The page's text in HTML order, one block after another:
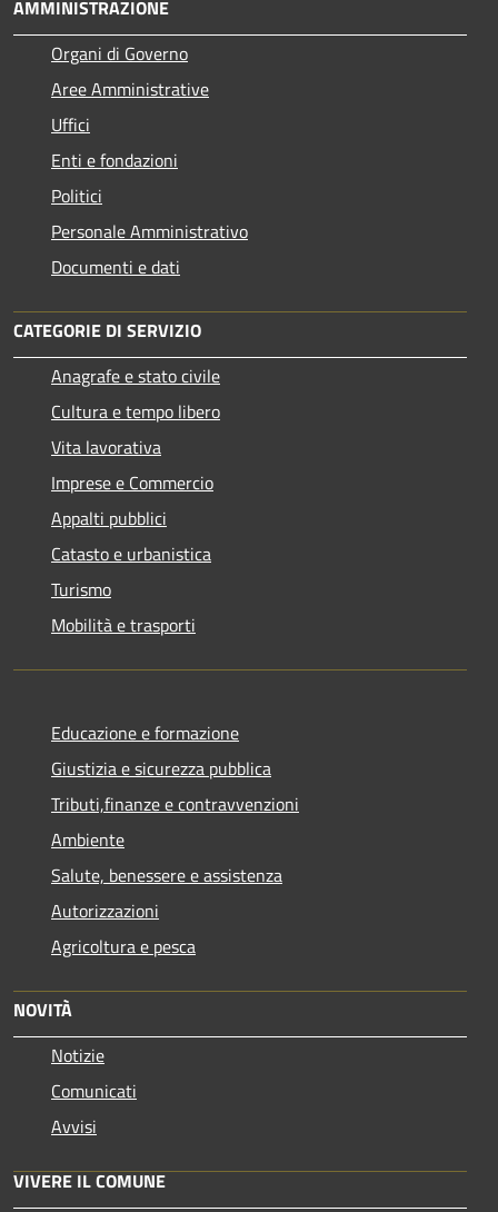
AMMINISTRAZIONE
Organi di Governo
Aree Amministrative
Uffici
Enti e fondazioni
Politici
Personale Amministrativo
Documenti e dati
CATEGORIE DI SERVIZIO
Anagrafe e stato civile
Cultura e tempo libero
Vita lavorativa
Imprese e Commercio
Appalti pubblici
Catasto e urbanistica
Turismo
Mobilità e trasporti
Educazione e formazione
Giustizia e sicurezza pubblica
Tributi,finanze e contravvenzioni
Ambiente
Salute, benessere e assistenza
Autorizzazioni
Agricoltura e pesca
NOVITÀ
Notizie
Comunicati
Avvisi
VIVERE IL COMUNE